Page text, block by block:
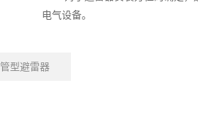
电气设备。
管型避雷器